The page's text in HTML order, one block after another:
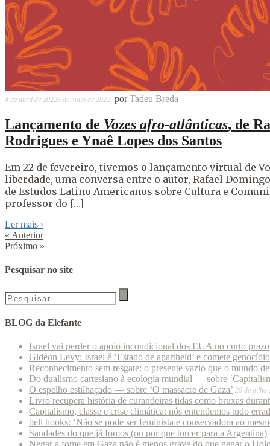
4 de abril de 20226 de maio de 2022 porTadeu Breda
Lançamento de Vozes afro-atlânticas, de
Rodrigues e Ynaê Lopes dos Santos
Em 22 de fevereiro, tivemos o lançamento virtual de
liberdade, uma conversa entre o autor, Rafael
de Estudos Latino Americanos sobre Cultura e
professor do […]
Ler mais ›
« Anterior
Próximo »
Pesquisar no site
BLOG da Elefante
Israel vai perder o apoio incondicional dos EUA no curto
Gideon Levy: Israel é ‘Estado de apartheid’ e comete
Reconhecimento sem resgate: o presente vazio que o mundo
Do dualismo cartesiano à ecologia mundial — sobre
O espelho estilhaçado — sobre ‘O massacre de Gaza’ 28 de julho
Livro recupera história de curandeiras tidas como bruxas
Capitalismo, classe e crise climática: nós entendemos tudo
bell hooks: ‘Não se pode ser feminista e conservadora ao
Saudades do que já fomos (ou por que torcer para a Argentina)